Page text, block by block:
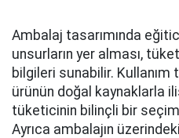
Ambalaj tasarımında
unsurların yer alması,
bilgileri sunabilir. Kullanım
ürünün doğal kaynaklarla
tüketicinin bilinçli bir seçim
Ayrıca ambalajın